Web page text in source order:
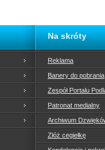
Na skróty
Reklama
Banery do pobrania
Zespół Portalu
Patronat medialny
Archiwum
Złóż cegiełkę